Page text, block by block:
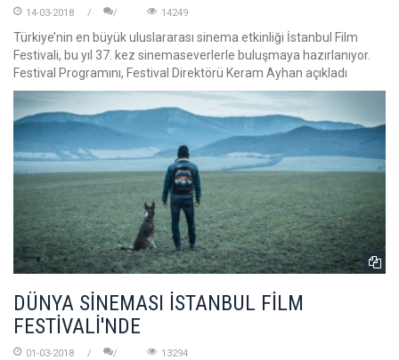
14-03-2018 14249
Türkiye’nin en büyük uluslararası sinema etkinliği İstanbul Film
Festivali, bu yıl 37. kez sinemaseverlerle buluşmaya hazırlanıyor.
Festival Programını, Festival Direktörü Keram Ayhan açıkladı
DÜNYA SİNEMASI İSTANBUL FİLM
FESTİVALİ'NDE
01-03-2018 13294